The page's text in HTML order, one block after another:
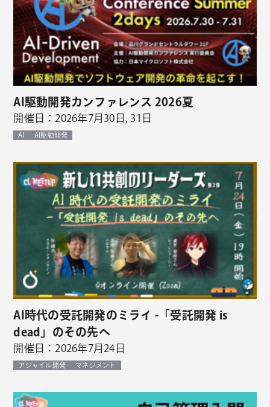
AI駆動開発カンファレンス 2026夏
開催日：2026年7月30日, 31日
AI AI駆動開発
AI時代の受託開発のミライ -「受託開発 is
dead」のその先へ
開催日：2026年7月24日
アジャイル開発 マネジメント